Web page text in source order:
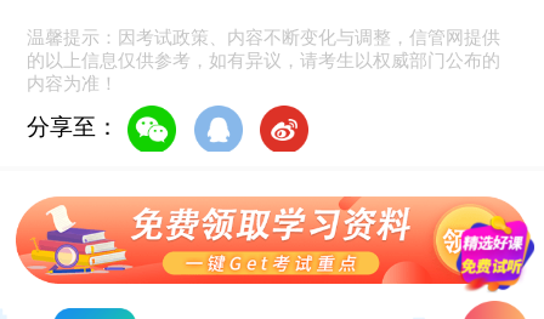
温馨提示：因考试政策、内容不断变化与调整，信管网提供
的以上信息仅供参考，如有异议，请考生以权威部门公布的
内容为准！
分享至：